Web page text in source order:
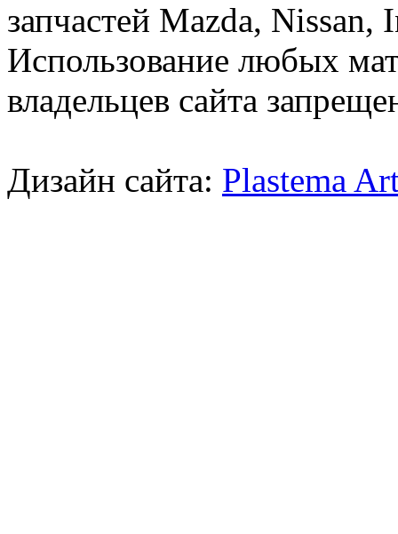
запчастей Mazda,
Использование любых
владельцев сайта
Дизайн сайта: Plastema